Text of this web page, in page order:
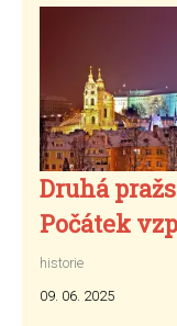
Druhá
Počátek
historie
09. 06. 2025